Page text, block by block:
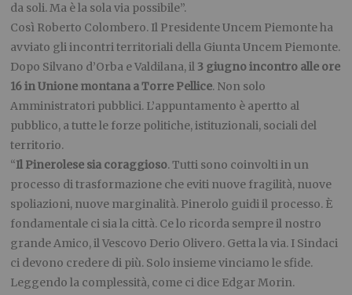
da soli. Ma è la sola via possibile”.
Così Roberto Colombero. Il Presidente Uncem Piemonte ha
avviato gli incontri territoriali della Giunta Uncem Piemonte.
Dopo Silvano d’Orba e Valdilana, il 3 giugno incontro alle ore
16 in Unione montana a Torre Pellice. Non solo
Amministratori pubblici. L’appuntamento è apertto al
pubblico, a tutte le forze politiche, istituzionali, sociali del
territorio.
“Il Pinerolese sia coraggioso. Tutti sono coinvolti in un
processo di trasformazione che eviti nuove fragilità, nuove
spoliazioni, nuove marginalità. Pinerolo guidi il processo. È
fondamentale ci sia la città. Ce lo ricorda sempre il nostro
grande Amico, il Vescovo Derio Olivero. Getta la via. I Sindaci
ci devono credere di più. Solo insieme vinciamo le sfide.
Leggendo la complessità, come ci dice Edgar Morin.